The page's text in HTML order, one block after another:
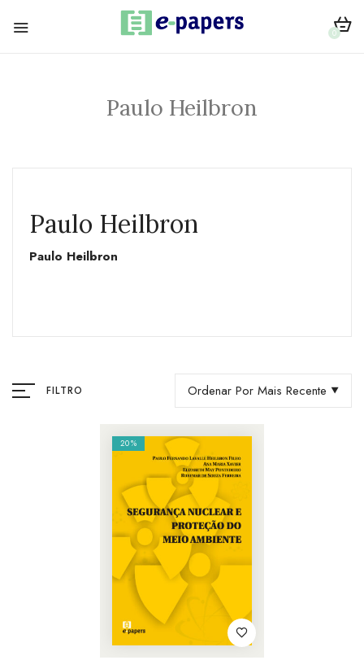
0
Paulo Heilbron
Paulo Heilbron
Paulo Heilbron
FILTRO Ordenar Por Mais Recente
20%